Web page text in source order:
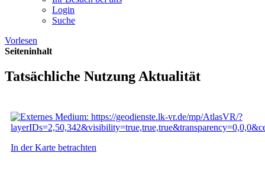
Login
Suche
Vorlesen
Seiteninhalt
Tatsächliche Nutzung Aktualität
In der Karte betrachten